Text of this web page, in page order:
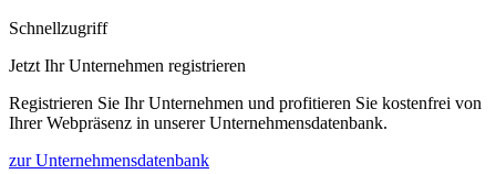
Schnellzugriff
Jetzt Ihr Unternehmen registrieren
Registrieren Sie Ihr Unternehmen und profitieren Sie kostenfrei von
Ihrer Webpräsenz in unserer Unternehmensdatenbank.
zur Unternehmensdatenbank